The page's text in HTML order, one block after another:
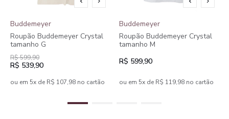
Buddemeyer
Roupão Buddemeyer Crystal
tamanho G
R$ 599,90
R$ 539,90
ou em 5x de R$ 107,98 no cartão
Buddemeyer
Roupão Buddemeyer Crystal
tamanho M
R$ 599,90
ou em 5x de R$ 119,98 no cartão